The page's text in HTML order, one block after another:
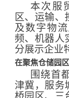
本次服
区、运输、
及数字物
频、机器人
分展示企业
在聚焦仓储园
围绕首
津冀，服务